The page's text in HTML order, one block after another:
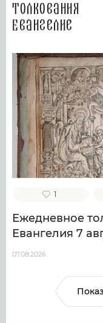
Толкования
Евангелие
1
Ежедневное
Евангелия 7
07.08.2026